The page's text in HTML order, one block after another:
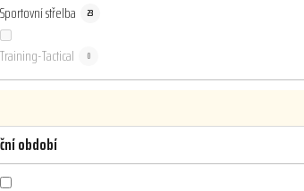
Sportovní střelba 23
Training-Tactical 0
období